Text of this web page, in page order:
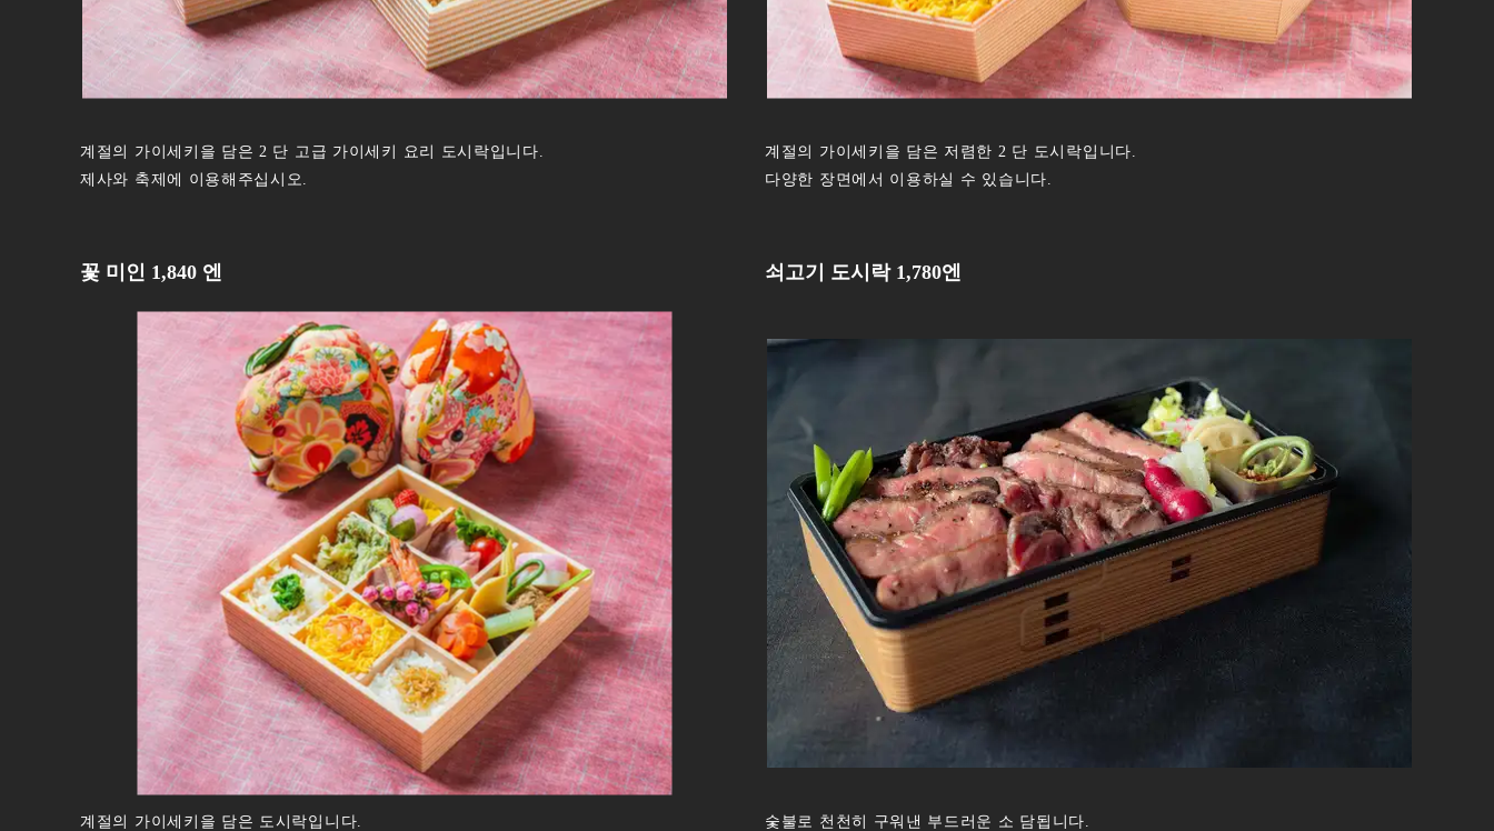
계절의 가이세키을 담은 2 단 고급 가이세키 요리 도시락입니다.
제사와 축제에 이용해주십시오.
계절의 가이세키을 담은 저렴한 2 단 도시락입니다.
다양한 장면에서 이용하실 수 있습니다.
꽃 미인 1,840 엔
계절의 가이세키을 담은 도시락입니다.
쇠고기 도시락 1,780엔
숯불로 천천히 구워낸 부드러운 소 담됩니다.